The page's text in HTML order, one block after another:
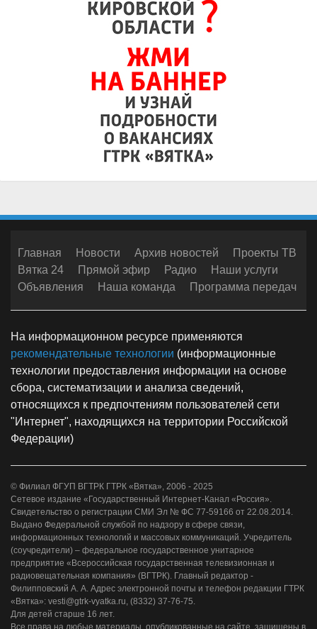
Главная Новости Архив новостей
Проекты ТВ
Вятка 24
Прямой эфир Радио
Наши услуги
Объявления
Наша команда Программа передач
На информационном ресурсе применяются
рекомендательные технологии (информационные
технологии предоставления информации на основе
сбора, систематизации и анализа сведений,
относящихся к предпочтениям пользователей сети
"Интернет", находящихся на территории Российской
Федерации)
© Филиал ФГУП ВГТРК ГТРК «Вятка», 2006 - 2025
Сетевое издание «Государственный Интернет-Канал «Россия».
Свидетельство о регистрации СМИ Эл № ФС 77-59166 от 22.08.2014.
Выдано Федеральной службой по надзору в сфере связи,
информационных технологий и массовых коммуникаций. Учредитель
(соучредители) – федеральное государственное унитарное
предприятие «Всероссийская государственная телевизионная и
радиовещательная компания» (ВГТРК). Главный редактор -
Филипповский А. А. Адрес электронной почты и телефон редакции ГТРК
«Вятка»: vesti@gtrk-vyatka.ru, (8332) 37-76-75.
Для детей старше 16 лет.
Все права на любые материалы, опубликованные на сайте, защищены в